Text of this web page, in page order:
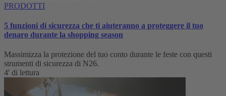
PRODOTTI
5 funzioni di sicurezza che ti aiuteranno a proteggere il tuo
denaro durante la shopping season
Massimizza la protezione del tuo conto durante le feste con questi
strumenti di sicurezza di N26.
4' di lettura